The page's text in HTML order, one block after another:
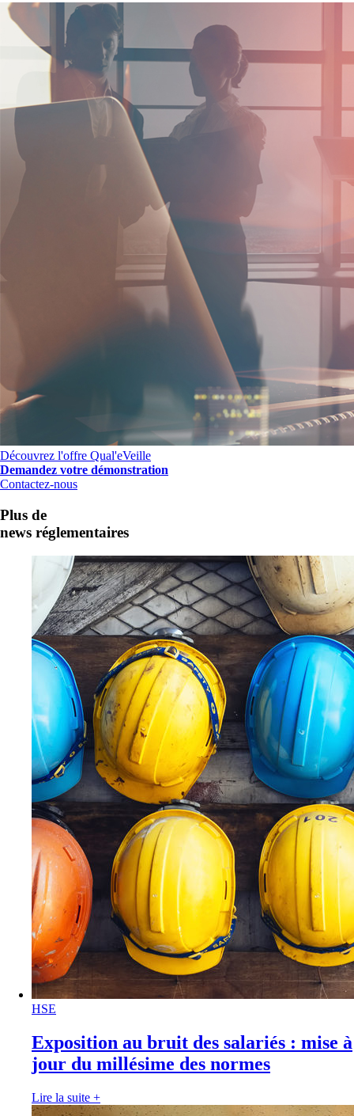
Découvrez l'offre Qual'eVeille
Demandez votre démonstration
Contactez-nous
Plus de
news réglementaires
HSE
Exposition au bruit des salariés : mise à
jour du millésime des normes
Lire la suite +